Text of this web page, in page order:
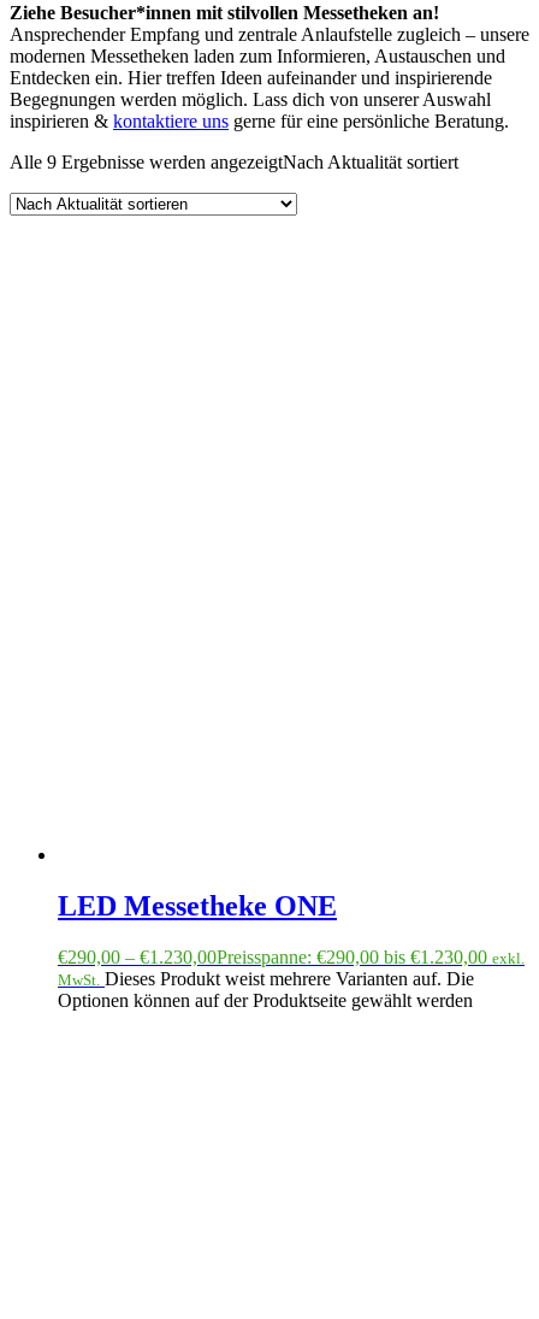
Ziehe Besucher*innen mit stilvollen Messetheken an!
Ansprechender Empfang und zentrale Anlaufstelle zugleich – unsere
modernen Messetheken laden zum Informieren, Austauschen und
Entdecken ein. Hier treffen Ideen aufeinander und inspirierende
Begegnungen werden möglich. Lass dich von unserer Auswahl
inspirieren & kontaktiere uns gerne für eine persönliche Beratung.
Alle 9 Ergebnisse werden angezeigtNach Aktualität sortiert
LED Messetheke ONE
€290,00 – €1.230,00Preisspanne: €290,00 bis €1.230,00 exkl.
MwSt. Dieses Produkt weist mehrere Varianten auf. Die
Optionen können auf der Produktseite gewählt werden